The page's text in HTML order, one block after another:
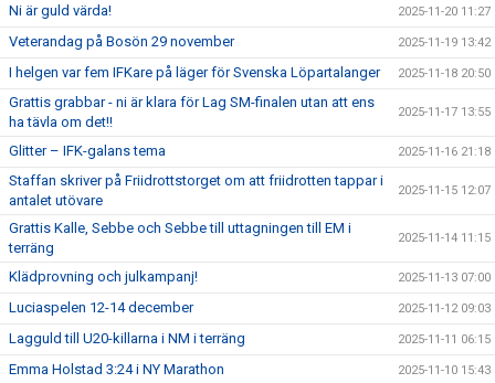
Ni är guld värda! 2025-11-20 11:27
Veterandag på Bosön 29 november 2025-11-19 13:42
I helgen var fem IFKare på läger för Svenska Löpartalanger 2025-11-18 20:50
Grattis grabbar - ni är klara för Lag SM-finalen utan att ens
ha tävla om det!!
2025-11-17 13:55
Glitter – IFK-galans tema 2025-11-16 21:18
Staffan skriver på Friidrottstorget om att friidrotten tappar i
antalet utövare
2025-11-15 12:07
Grattis Kalle, Sebbe och Sebbe till uttagningen till EM i
terräng
2025-11-14 11:15
Klädprovning och julkampanj! 2025-11-13 07:00
Luciaspelen 12-14 december 2025-11-12 09:03
Lagguld till U20-killarna i NM i terräng 2025-11-11 06:15
Emma Holstad 3:24 i NY Marathon 2025-11-10 15:43